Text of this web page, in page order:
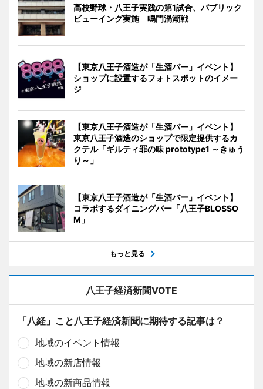
高校野球・八王子実践の第1試合、パブリック
ビューイング実施 鳴門渦潮戦
【東京八王子酒造が「生酒バー」イベント】
ショップに設置するフォトスポットのイメー
ジ
【東京八王子酒造が「生酒バー」イベント】
東京八王子酒造のショップで限定提供するカ
クテル「ギルティ罪の味 prototype1 ～きゅう
り～」
【東京八王子酒造が「生酒バー」イベント】
コラボするダイニングバー「八王子BLOSSO
M」
もっと見る
八王子経済新聞VOTE
「八経」こと八王子経済新聞に期待する記事は？
地域のイベント情報
地域の新店情報
地域の新商品情報